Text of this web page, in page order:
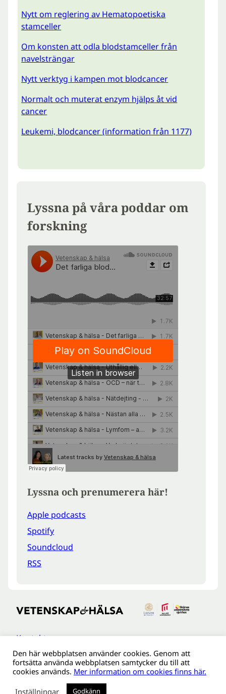
Nytt om reglering av Hematopoetiska
stamceller
Om konsten att odla blodstamceller från
navelsträngar
Nytt verktyg i kampen mot blodcancer
Normalt och muterat enzym hjälps åt vid
cancer
Leukemi, blodcancer (information från 1177)
Lyssna på våra poddar om
forskning
Lyssna och prenumerera här!
Apple podcasts
Spotify
Soundcloud
RSS
Kontakt
Tillgänglighetsredogöreldse
Om webbplatsen
Behandling av personuppgifter
Den här webbplatsen använder cookies. Genom att
fortsätta använda webbplatsen samtycker du till att
cookies används. Mer information om cookies finns här.
Inställningar
Godkänn